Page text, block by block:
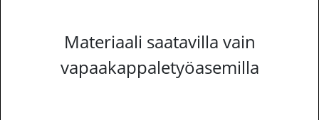
Materiaali saatavilla vain
vapaakappaletyöasemilla